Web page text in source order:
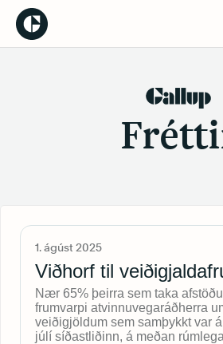
1. ágúst 2025
Viðhorf til
Nær 65% þeirra sem taka
frumvarpi atvinnuvegaráðherra
veiðigjöldum sem samþykkt var
júlí síðastliðinn, á meðan